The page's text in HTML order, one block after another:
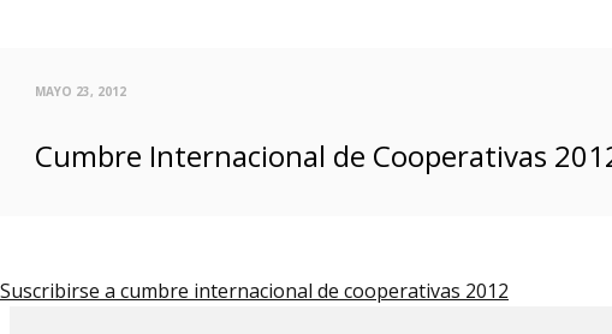
MAYO 23, 2012
Cumbre Internacional de Cooperativas
Suscribirse a cumbre internacional de cooperativas 2012